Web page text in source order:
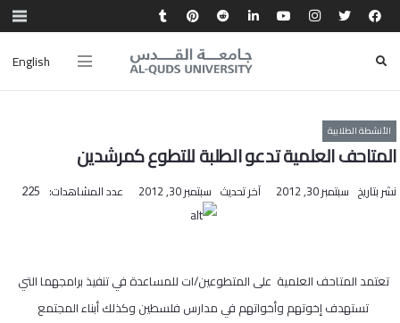
English
الأنشطة الطلابية
المتاحف العلمية تدعو الطلبة للتطوع كمرشدين
نشر بتاريخ سبتمبر 30, 2012 آخر تحديث سبتمبر 30, 2012 عدد المشاهدات: 225
تعتمد المتاحف العلمية على المتطوعين/ات للمساعدة في تنفيذ برامجهما التي
تستهدف إخوتهم وأخواتهم في مدارس فلسطين وكذلك أبناء المجتمع